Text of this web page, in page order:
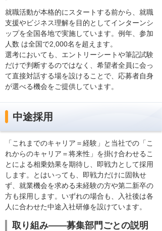
就職活動が本格的にスタートする前から、就職
支援やビジネス理解を目的としてインターンシ
ップを全国各地で実施しています。例年、参加
人数 は全国で2,000名を超えます。
選考においても、エントリーシートや筆記試験
だけで判断するのではなく、希望者全員に会っ
て直接対話する場を設けることで、応募者自身
が選べる機会をご提供しています。
中途採用
「これまでのキャリア＝経験」と当社での「こ
れからのキャリア＝将来性」を掛け合わせるこ
とによる相乗効果を期待し、即戦力として採用
します。とはいっても、即戦力だけに固執せ
ず、就業機会を求める未経験の方や第二新卒の
方も採用します。いずれの場合も、入社後は各
人に合わせた中途入社研修を設けています。
取り組み――募集部門ごとの説明